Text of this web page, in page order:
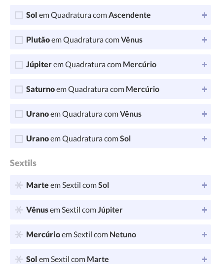
Sol em Quadratura comAscendente
Plutãoem Quadratura comVênus
Júpiterem Quadratura com Mercúrio
Saturnoem Quadratura com Mercúrio
Uranoem Quadratura comVênus
Uranoem Quadratura comSol
Sextils
Marteem Sextil comSol
Vênusem Sextil comJúpiter
Mercúrioem Sextil com Netuno
Sol em Sextil com Marte